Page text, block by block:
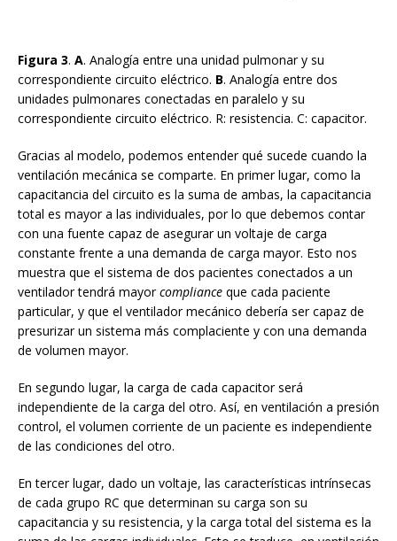
Figura 3. A. Analogía entre una unidad pulmonar y su
correspondiente circuito eléctrico. B. Analogía entre dos
unidades pulmonares conectadas en paralelo y su
correspondiente circuito eléctrico. R: resistencia. C: capacitor.
Gracias al modelo, podemos entender qué sucede cuando la
ventilación mecánica se comparte. En primer lugar, como la
capacitancia del circuito es la suma de ambas, la capacitancia
total es mayor a las individuales, por lo que debemos contar
con una fuente capaz de asegurar un voltaje de carga
constante frente a una demanda de carga mayor. Esto nos
muestra que el sistema de dos pacientes conectados a un
ventilador tendrá mayorcompliance que cada paciente
particular, y que el ventilador mecánico debería ser capaz de
presurizar un sistema más complaciente y con una demanda
de volumen mayor.
En segundo lugar, la carga de cada capacitor será
independiente de la carga del otro. Así, en ventilación a presión
control, el volumen corriente de un paciente es independiente
de las condiciones del otro.
En tercer lugar, dado un voltaje, las características intrínsecas
de cada grupo RC que determinan su carga son su
capacitancia y su resistencia, y la carga total del sistema es la